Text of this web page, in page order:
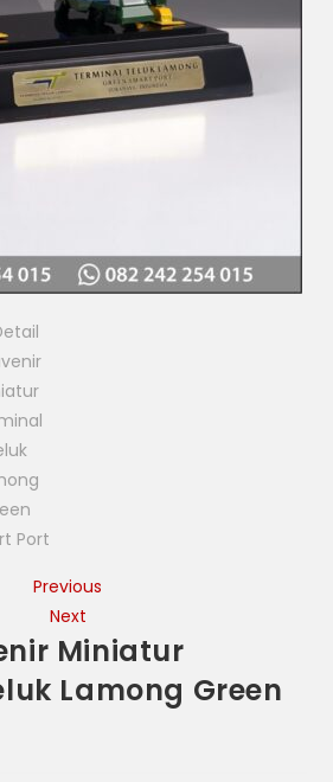
Previous
Next
Miniatur
Lamong Green